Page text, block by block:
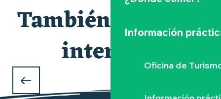
Información
Oficina de
También le puede
interesar
de la Vignoble Nantais